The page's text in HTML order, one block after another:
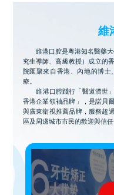
維
維港口腔是粵港知名醫藥
究生導師、高級教授）成立的
院匯聚來自香港、內地的博
療。
維港口腔踐行「醫道濟世
香港企業領袖品牌」，是諾貝
與廣東衛視推薦品牌，服務超
區及周邊城市市民的歡迎與信任